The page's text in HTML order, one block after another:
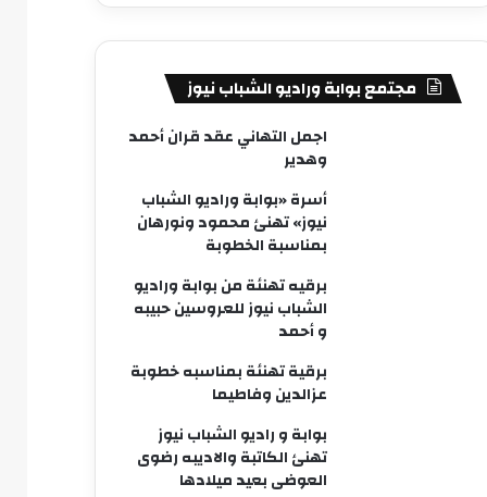
مجتمع بوابة وراديو الشباب نيوز
اجمل التهاني عقد قران أحمد
وهدير
أسرة «بوابة وراديو الشباب
نيوز» تهنئ محمود ونورهان
بمناسبة الخطوبة
برقيه تهنئة من بوابة وراديو
الشباب نيوز للعروسين حبيبه
و أحمد
برقية تهنئة بمناسبه خطوبة
عزالدين وفاطيما
بوابة و راديو الشباب نيوز
تهنئ الكاتبة والاديبه رضوى
العوضى بعيد ميلادها